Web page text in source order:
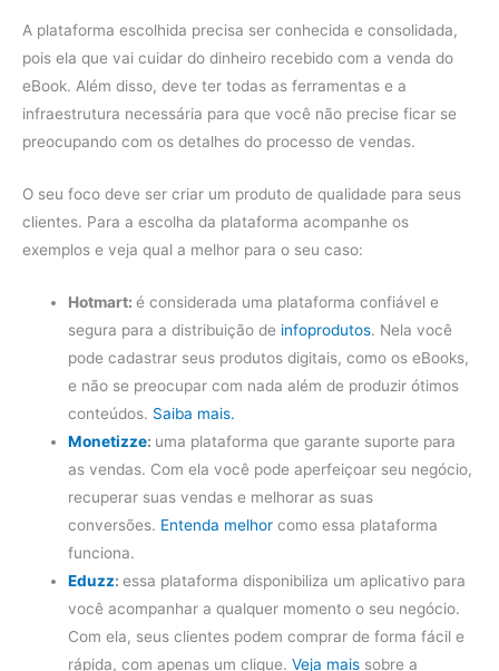
A plataforma escolhida precisa ser conhecida e consolidada,
pois ela que vai cuidar do dinheiro recebido com a venda do
eBook. Além disso, deve ter todas as ferramentas e a
infraestrutura necessária para que você não precise ficar se
preocupando com os detalhes do processo de vendas.
O seu foco deve ser criar um produto de qualidade para seus
clientes. Para a escolha da plataforma acompanhe os
exemplos e veja qual a melhor para o seu caso:
Hotmart:é considerada uma plataforma confiável e
segura para a distribuição de infoprodutos. Nela você
pode cadastrar seus produtos digitais, como os eBooks,
e não se preocupar com nada além de produzir ótimos
conteúdos. Saiba mais.
Monetizze: uma plataforma que garante suporte para
as vendas. Com ela você pode aperfeiçoar seu negócio,
recuperar suas vendas e melhorar as suas
conversões. Entenda melhor como essa plataforma
funciona.
Eduzz:essa plataforma disponibiliza um aplicativo para
você acompanhar a qualquer momento o seu negócio.
Com ela, seus clientes podem comprar de forma fácil e
rápida, com apenas um clique.Veja mais sobre a